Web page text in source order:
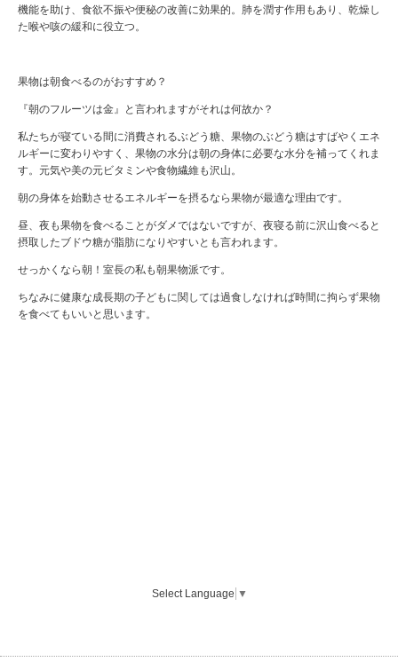
機能を助け、食欲不振や便秘の改善に効果的。肺を潤す作用もあり、乾燥し
た喉や咳の緩和に役立つ。
果物は朝食べるのがおすすめ？
『朝のフルーツは金』と言われますがそれは何故か？
私たちが寝ている間に消費されるぶどう糖、果物のぶどう糖はすばやくエネ
ルギーに変わりやすく、果物の水分は朝の身体に必要な水分を補ってくれま
す。元気や美の元ビタミンや食物繊維も沢山。
朝の身体を始動させるエネルギーを摂るなら果物が最適な理由です。
昼、夜も果物を食べることがダメではないですが、夜寝る前に沢山食べると
摂取したブドウ糖が脂肪になりやすいとも言われます。
せっかくなら朝！室長の私も朝果物派です。
ちなみに健康な成長期の子どもに関しては過食しなければ時間に拘らず果物
を食べてもいいと思います。
Select Language ▼